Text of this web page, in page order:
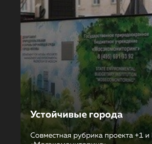
Устойчивые города
Совместная рубрика проекта +1